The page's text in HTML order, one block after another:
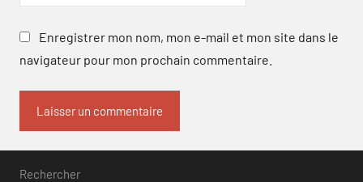
Enregistrer mon nom, mon e-mail et mon site dans le
navigateur pour mon prochain commentaire.
Rechercher